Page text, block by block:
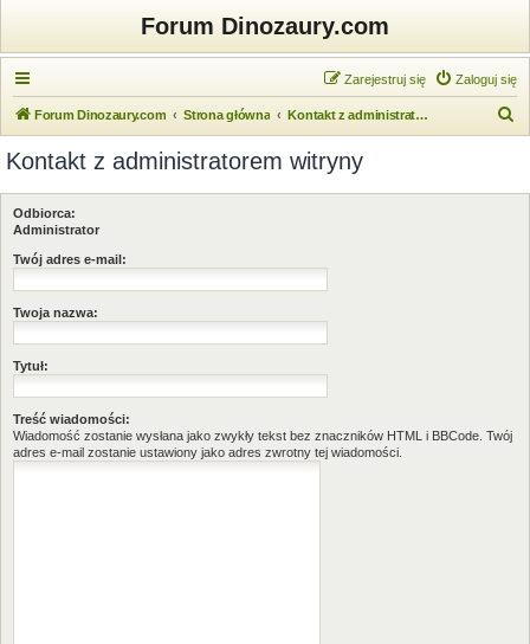
Forum Dinozaury.com
Zaloguj się
Zarejestruj się
Forum Dinozaury.com Strona główna Kontakt z administratorem witryny
k
Kontakt z administratorem witryny
Odbiorca:
Administrator
Twój adres e-mail:
Twoja nazwa:
Tytuł:
Treść wiadomości:
Wiadomość zostanie wysłana jako zwykły tekst bez znaczników HTML i BBCode. Twój
adres e-mail zostanie ustawiony jako adres zwrotny tej wiadomości.